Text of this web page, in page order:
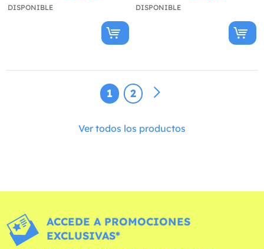
DISPONIBLE DISPONIBLE
1 2
Ver todos los productos
ACCEDE A PROMOCIONES
EXCLUSIVAS*